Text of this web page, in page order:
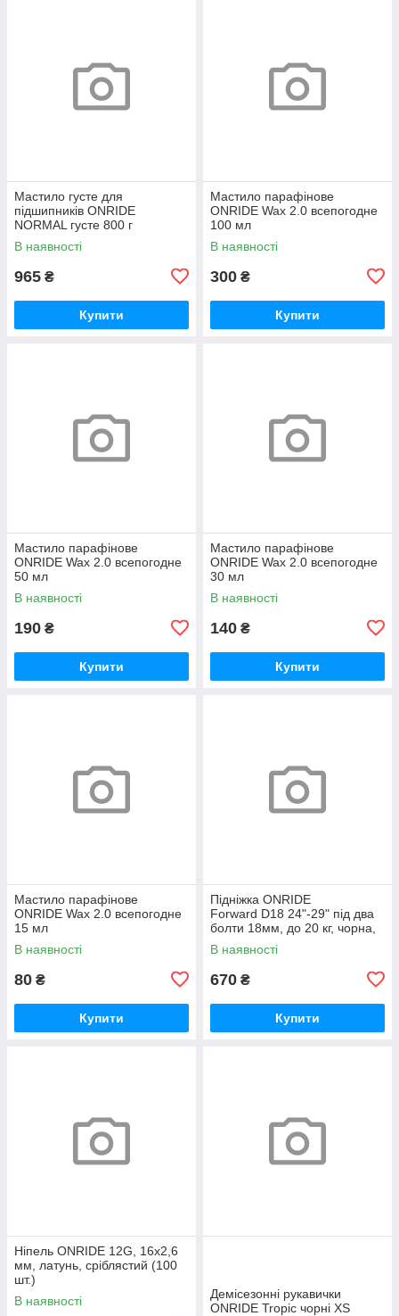
Мастило густе для
підшипників ONRIDE
NORMAL густе 800 г
(металева банка)
В наявності
965 ₴
Купити
Мастило парафінове
ONRIDE Wax 2.0 всепогодне
100 мл
В наявності
300 ₴
Купити
Мастило парафінове
ONRIDE Wax 2.0 всепогодне
50 мл
В наявності
190 ₴
Купити
Мастило парафінове
ONRIDE Wax 2.0 всепогодне
30 мл
В наявності
140 ₴
Купити
Мастило парафінове
ONRIDE Wax 2.0 всепогодне
15 мл
В наявності
80 ₴
Купити
Підніжка ONRIDE
Forward D18 24"-29" під два
болти 18мм, до 20 кг, чорна,
polybag
В наявності
670 ₴
Купити
Ніпель ONRIDE 12G, 16x2,6
мм, латунь, сріблястий (100
шт.)
В наявності
Демісезонні рукавички
ONRIDE Tropic чорні XS